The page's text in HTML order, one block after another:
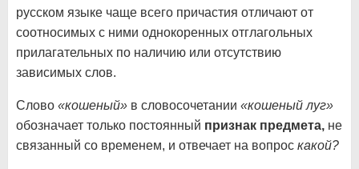
русском языке чаще всего причастия отличают от
соотносимых с ними однокоренных отглагольных
прилагательных по наличию или отсутствию
зависимых слов.
Слово «кошеный» в словосочетании «кошеный луг»
обозначает только постоянный признак предмета, не
связанный со временем, и отвечает на вопрос какой?